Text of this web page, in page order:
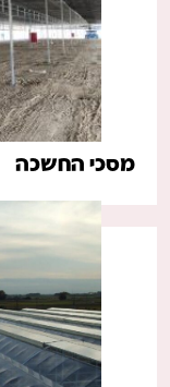
מסכי החשכה